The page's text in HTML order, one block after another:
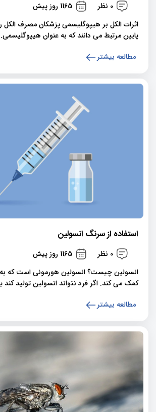
0 نظر
1165 روز پیش
اثرات الکل بر هیپوگلیسمی پزشکان مصرف الکل
پایین مرتبط می دانند که به عنوان
مطالعه بیشتر
استفاده از سرنگ انسولین
0 نظر
1165 روز پیش
انسولین چیست؟ انسولین هورمونی است که
کمک می کند. اگر فرد نتواند انسولین تولید کند
مطالعه بیشتر